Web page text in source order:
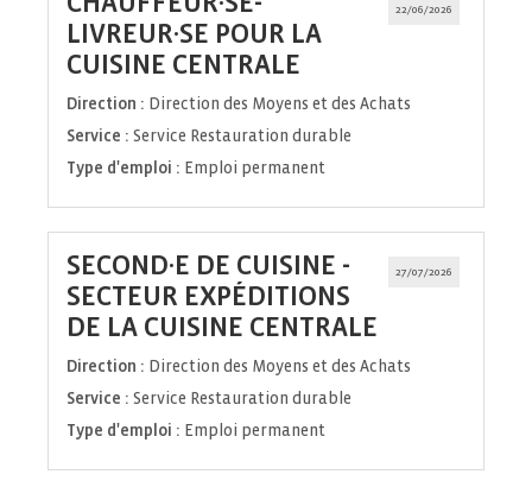
22/06/2026
LIVREUR·SE POUR LA
CUISINE CENTRALE
fenêtre)
Direction : Direction des Moyens et des Achats
Service : Service Restauration durable
Type d'emploi : Emploi permanent
27/07/2026
SECOND·E DE CUISINE -
SECTEUR EXPÉDITIONS
DE LA CUISINE CENTRALE
fenêtre)
Direction : Direction des Moyens et des Achats
Service : Service Restauration durable
Type d'emploi : Emploi permanent